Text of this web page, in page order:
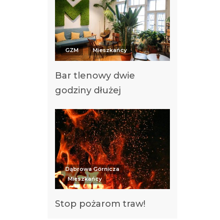
GZM Mieszkańcy
Bar tlenowy dwie
godziny dłużej
Dąbrowa Górnicza
Mieszkańcy
Stop pożarom traw!